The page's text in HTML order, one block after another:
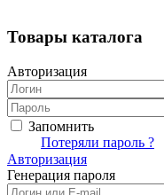
Товары каталога
Авторизация
Запомнить
Потеряли пароль ?
Авторизация
Генерация пароля